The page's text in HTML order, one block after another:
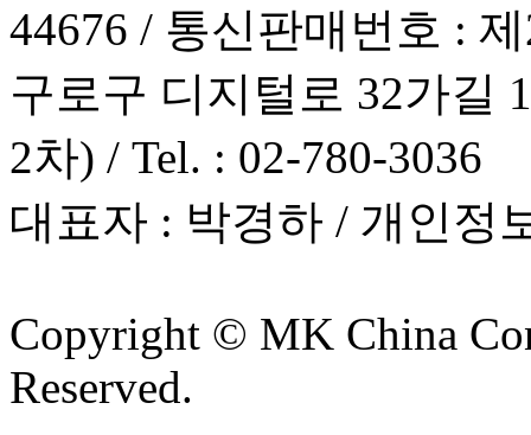
44676 / 통신판매번호 :
구로구 디지털로 32가길
2차) / Tel. : 02-780-3036
대표자 : 박경하 / 개인정
Copyright © MK China
Reserved.